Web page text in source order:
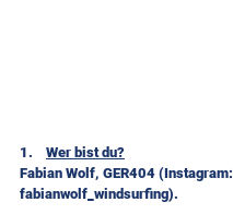
1. Wer bist du?
Fabian Wolf, GER404 (Instagram:
fabianwolf_windsurfing).